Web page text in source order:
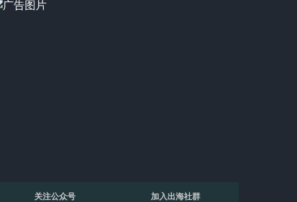
关注公众号 加入出海社群